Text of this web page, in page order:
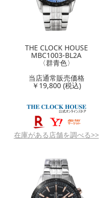
THE CLOCK HOUSE
MBC1003-BL2A
〈群青色〉
当店通常販売価格
￥19,800 (税込)
在庫がある店舗を調べる>>